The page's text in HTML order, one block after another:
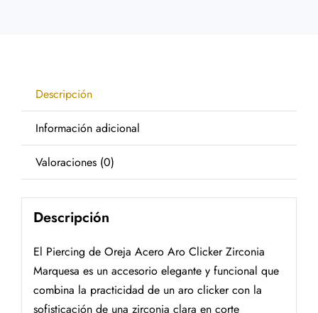
Descripción
Información adicional
Valoraciones (0)
Descripción
El Piercing de Oreja Acero Aro Clicker Zirconia
Marquesa es un accesorio elegante y funcional que
combina la practicidad de un aro clicker con la
sofisticación de una zirconia clara en corte